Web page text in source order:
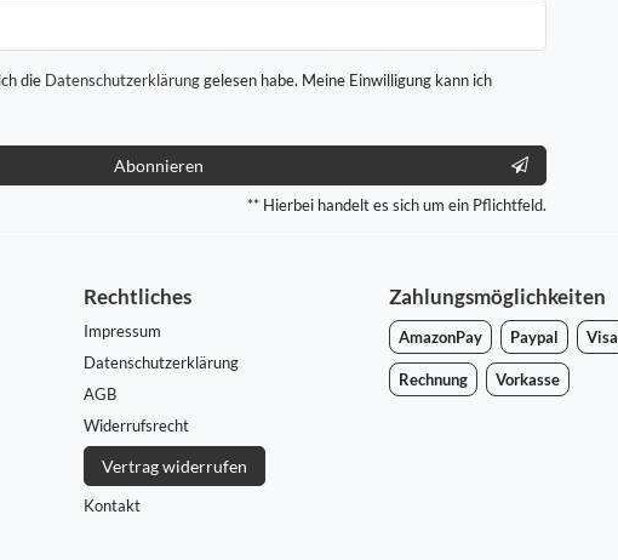
die Daten­schutz­erklärunggelesen habe. Meine Einwilligung kann ich
Abonnieren
** Hierbei handelt es sich um ein Pflichtfeld.
Rechtliches
Impressum
Daten­schutz­erklärung
AGB
Widerrufs­recht
Vertrag widerrufen
Kontakt
Zahlungsmöglichkeiten
AmazonPay Paypal Visa
Rechnung Vorkasse